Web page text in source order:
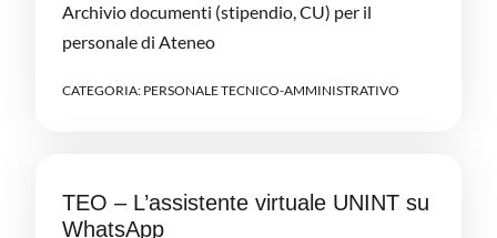
Archivio documenti (stipendio, CU) per il
personale di Ateneo
CATEGORIA: PERSONALE TECNICO-AMMINISTRATIVO
TEO – L’assistente virtuale UNINT su
WhatsApp